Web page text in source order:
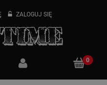
ZALOGUJ SIĘ